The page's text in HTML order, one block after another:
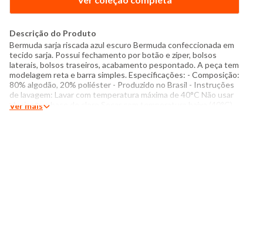
Descrição do Produto
Bermuda sarja riscada azul escuro Bermuda confeccionada em
tecido sarja. Possui fechamento por botão e zíper, bolsos
laterais, bolsos traseiros, acabamento pespontado. A peça tem
modelagem reta e barra simples. Especificações: - Composição:
80% algodão, 20% poliéster - Produzido no Brasil - Instruções
de lavagem: Lavar com temperatura máxima de 40°C Não usar
alvejante a base de cloro Secar com temperatura baixa (40°C)
Ver mais